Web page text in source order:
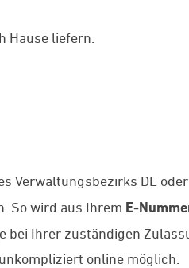
Hause liefern.
Verwaltungsbezirks DE
So wird aus Ihrem E-
bei Ihrer zuständigen
online möglich.